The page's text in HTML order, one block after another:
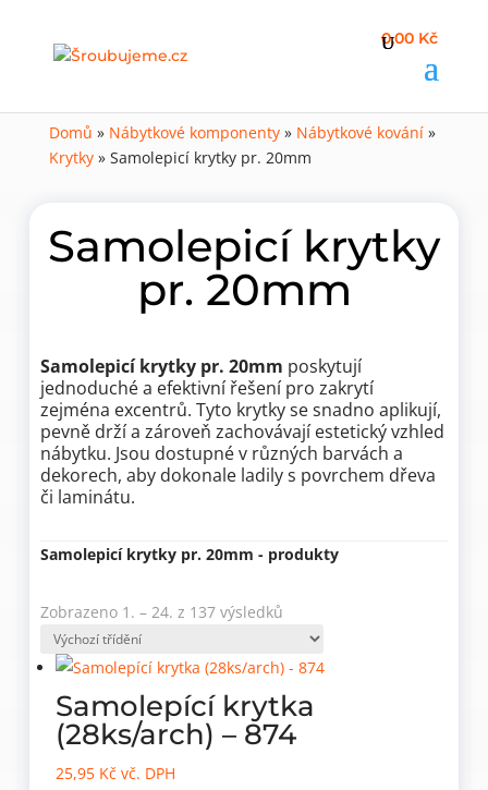
0,00 Kč
Domů » Nábytkové komponenty» Nábytkové kování»
Krytky» Samolepicí krytky pr. 20mm
Samolepicí krytky
pr. 20mm
Samolepicí krytky pr. 20mm poskytují
jednoduché a efektivní řešení pro zakrytí
zejména excentrů. Tyto krytky se snadno aplikují,
pevně drží a zároveň zachovávají estetický vzhled
nábytku. Jsou dostupné v různých barvách a
dekorech, aby dokonale ladily s povrchem dřeva
či laminátu.
Samolepicí krytky pr. 20mm - produkty
Zobrazeno 1. – 24. z 137 výsledků
Samolepící krytka
(28ks/arch) – 874
25,95 Kč vč. DPH